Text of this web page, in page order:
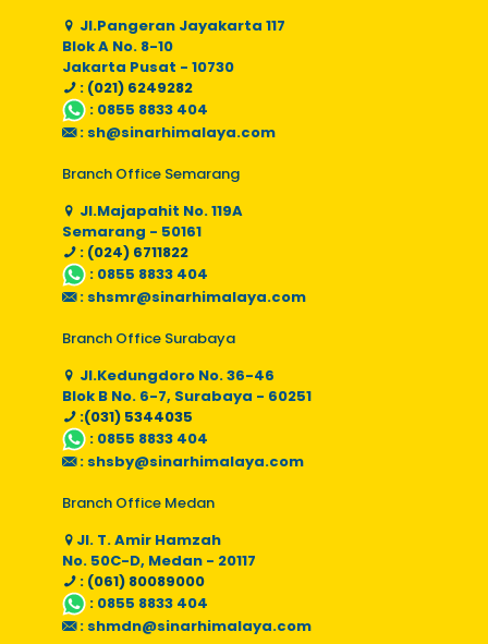
Jl.Pangeran Jayakarta 117
Blok A No. 8-10
Jakarta Pusat - 10730
: (021) 6249282
: 0855 8833 404
: sh@sinarhimalaya.com
Branch Office Semarang
Jl.Majapahit No. 119A
Semarang - 50161
: (024) 6711822
: 0855 8833 404
: shsmr@sinarhimalaya.com
Branch Office Surabaya
Jl.Kedungdoro No. 36-46
Blok B No. 6-7, Surabaya - 60251
:(031) 5344035
: 0855 8833 404
: shsby@sinarhimalaya.com
Branch Office Medan
Jl. T. Amir Hamzah
No. 50C-D, Medan - 20117
: (061) 80089000
: 0855 8833 404
: shmdn@sinarhimalaya.com